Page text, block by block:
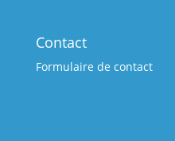
Contact
Formulaire de contact